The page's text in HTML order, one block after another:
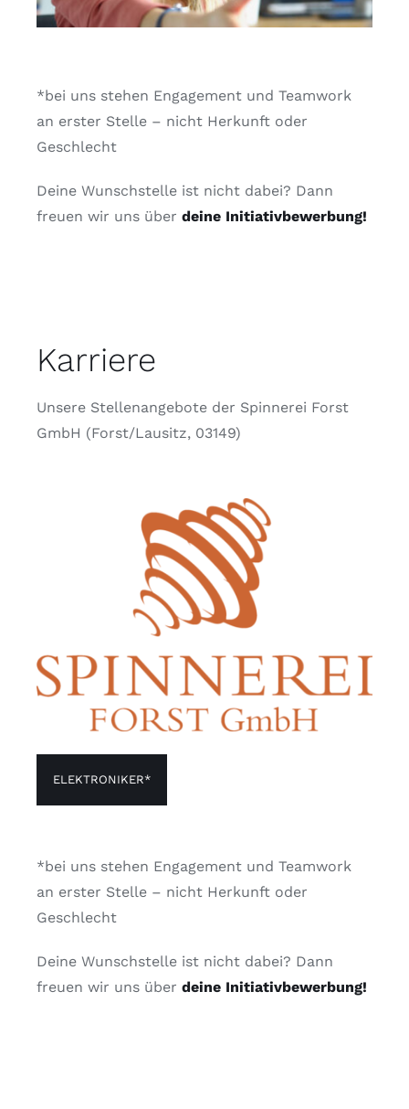
*bei uns stehen Engagement und Teamwork
an erster Stelle – nicht Herkunft oder
Geschlecht
Deine Wunschstelle ist nicht dabei? Dann
freuen wir uns über deine Initiativbewerbung!
Karriere
Unsere Stellenangebote der Spinnerei Forst
GmbH (Forst/Lausitz, 03149)
ELEKTRONIKER*
*bei uns stehen Engagement und Teamwork
an erster Stelle – nicht Herkunft oder
Geschlecht
Deine Wunschstelle ist nicht dabei? Dann
freuen wir uns über deine Initiativbewerbung!